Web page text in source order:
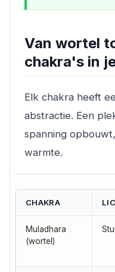
Van wortel
chakra's in
Elk chakra heeft
abstractie. Een
spanning
warmte.
CHAKRA
Muladhara
(wortel)